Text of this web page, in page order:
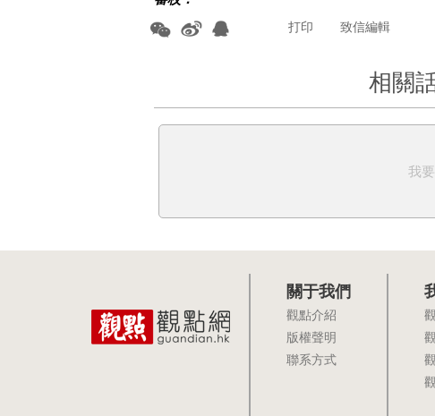
致信編輯
打印
相關
我
關于我們
觀點介紹
版權聲明
聯系方式